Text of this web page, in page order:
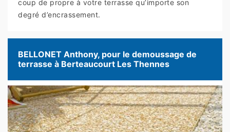
coup de propre à votre terrasse qu’importe son
degré d’encrassement.
BELLONET Anthony, pour le demoussage de
terrasse à Berteaucourt Les Thennes